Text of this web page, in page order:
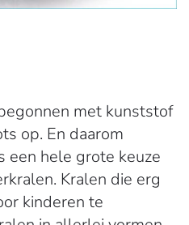
met kunststof
op. En daarom
een hele grote keuze
Kralen die erg
kinderen te